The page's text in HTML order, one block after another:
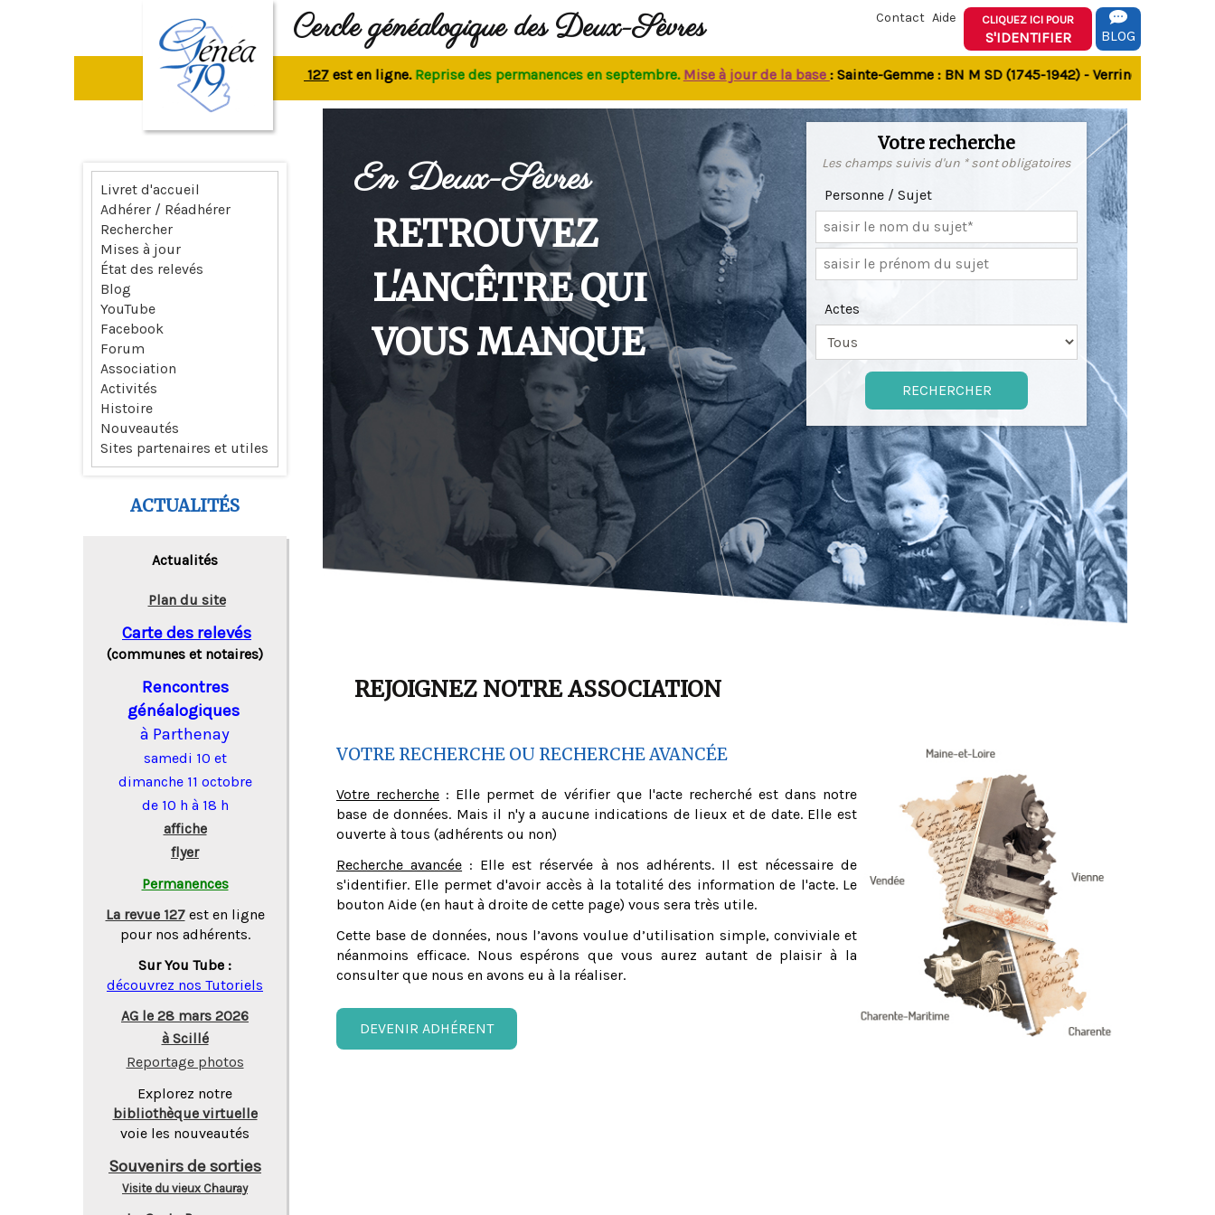
Cercle généalogique des Deux-Sèvres Contact Aide CLIQUEZ ICI POUR
S'IDENTIFIER BLOG
La revue n° 127 est en ligne.Reprise des permanences en septembre.Mise à jour de la base: Sainte-Gemme : BN M SD (1745-1942) - Verrines-sous-
En Deux-Sèvres
RETROUVEZ
L'ANCÊTRE QUI
VOUS MANQUE
Votre recherche
Les champs suivis d'un * sont obligatoires
Personne / Sujet
Actes
REJOIGNEZ NOTRE ASSOCIATION
VOTRE RECHERCHE OU RECHERCHE AVANCÉE
Votre recherche : Elle permet de vérifier que l'acte recherché est dans notre
base de données. Mais il n'y a aucune indications de lieux et de date. Elle est
ouverte à tous (adhérents ou non)
Recherche avancée : Elle est réservée à nos adhérents. Il est nécessaire de
s'identifier. Elle permet d'avoir accès à la totalité des information de l'acte. Le
bouton Aide (en haut à droite de cette page) vous sera très utile.
Cette base de données, nous l’avons voulue d’utilisation simple, conviviale et
néanmoins efficace. Nous espérons que vous aurez autant de plaisir à la
consulter que nous en avons eu à la réaliser.
DEVENIR ADHÉRENT
Livret d'accueil
Adhérer / Réadhérer
Rechercher
Mises à jour
État des relevés
Blog
YouTube
Facebook
Forum
Association
Activités
Histoire
Nouveautés
Sites partenaires et utiles
ACTUALITÉS
Actualités
Plan du site
Carte des relevés
(communes et notaires)
Rencontres
généalogiques
à Parthenay
samedi 10 et
dimanche 11 octobre
de 10 h à 18 h
affiche
flyer
Permanences
La revue 127 est en ligne
pour nos adhérents.
Sur You Tube :
découvrez nos Tutoriels
AG le 28 mars 2026
à Scillé
Reportage photos
Explorez notre
bibliothèque virtuelle
voie les nouveautés
Souvenirs de sorties
Visite du vieux Chauray